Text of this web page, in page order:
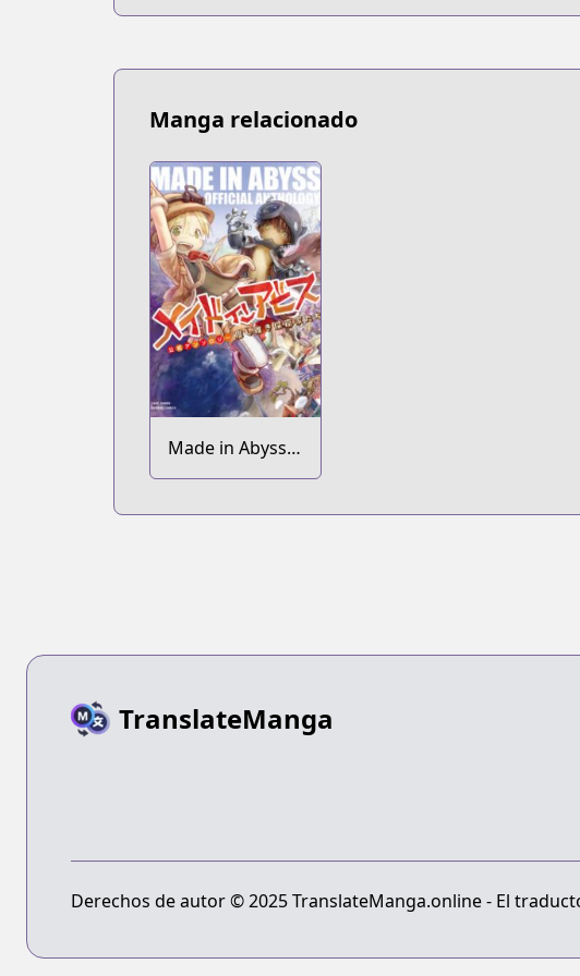
Manga relacionado
Made in Abyss:
Koushiki
TranslateManga
Derechos de autor © 2025 TranslateManga.online - El